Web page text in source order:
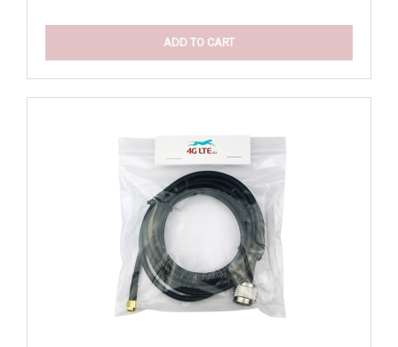
ADD TO CART